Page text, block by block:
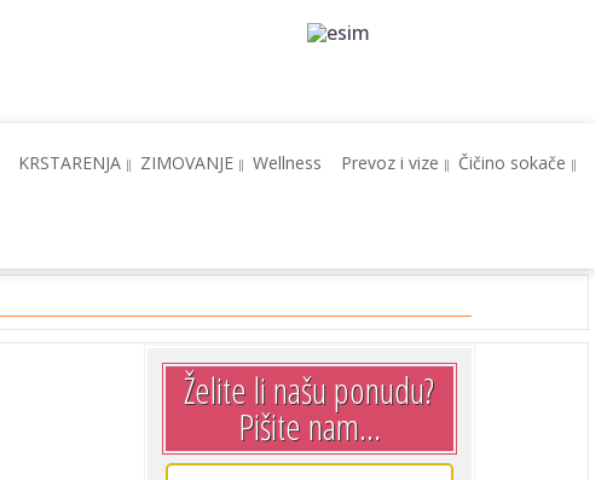
KRSTARENJA ZIMOVANJE Wellness Prevoz i vize Čičino sokače
Želite li našu ponudu?
Pišite nam...